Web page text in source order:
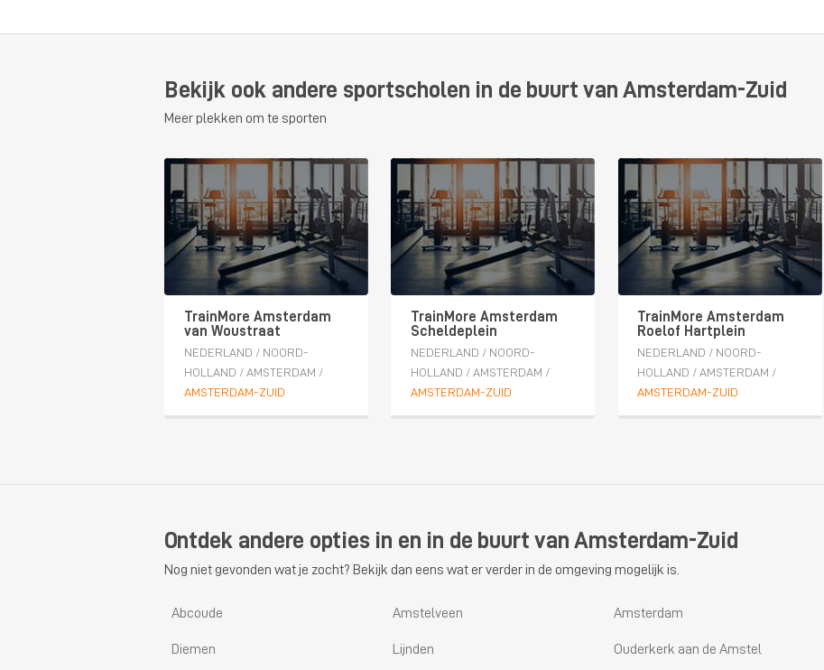
Bekijk ook andere sportscholen in de buurt van Amsterdam-Zuid
Meer plekken om te sporten
TrainMore Amsterdam
van Woustraat
NEDERLAND / NOORD-
HOLLAND / AMSTERDAM /
AMSTERDAM-ZUID
TrainMore Amsterdam
Scheldeplein
NEDERLAND / NOORD-
HOLLAND / AMSTERDAM /
AMSTERDAM-ZUID
TrainMore Amsterdam
Roelof Hartplein
NEDERLAND / NOORD-
HOLLAND /AMSTERDAM /
AMSTERDAM-ZUID
Ontdek andere opties in en in de buurt van Amsterdam-Zuid
Nog niet gevonden wat je zocht? Bekijk dan eens wat er verder in de omgeving mogelijk is.
Abcoude Amstelveen Amsterdam
Diemen Lijnden Ouderkerk aan de Amstel